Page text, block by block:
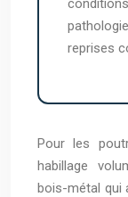
reprises
Pour les
habillage
bois-métal qui